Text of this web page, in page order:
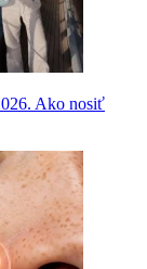
Ako nosiť